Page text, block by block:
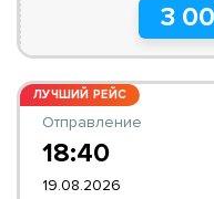
3
ЛУЧШИЙ РЕЙС
Отправление
18:40
19.08.2026